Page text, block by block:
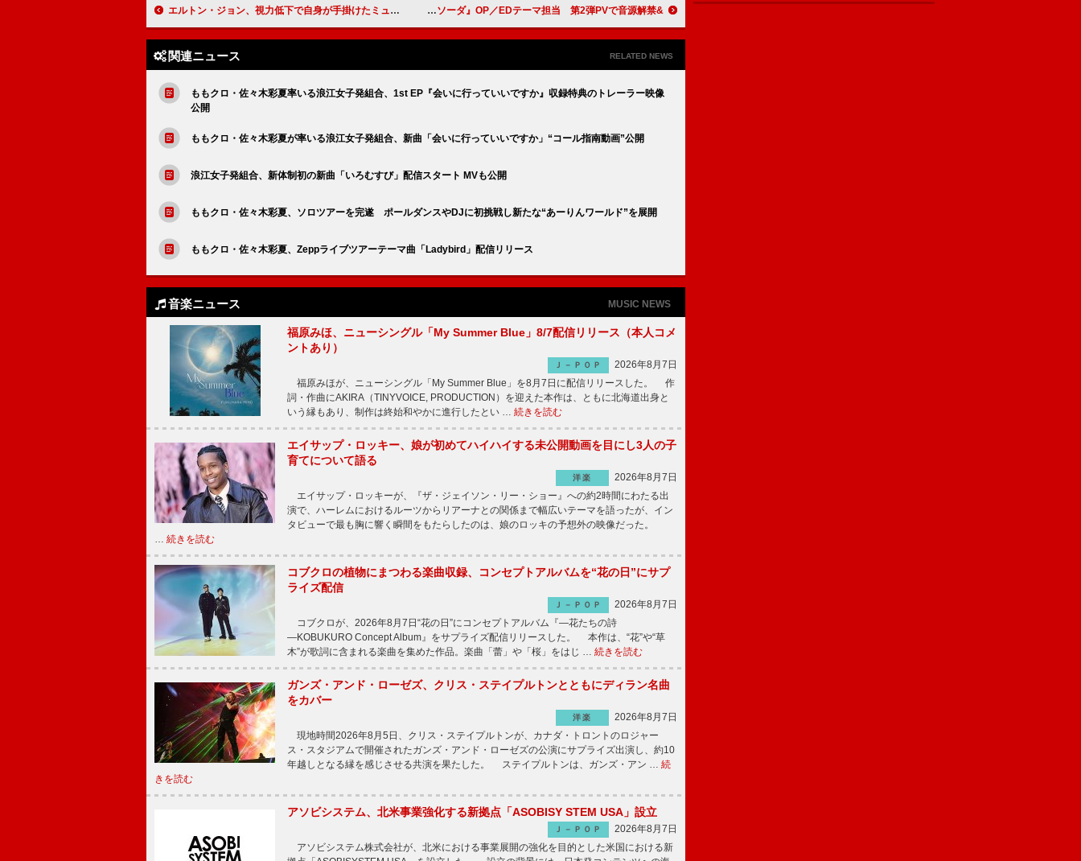
エルトン・ジョン、視力低下で自身が手掛けたミュージカルが見れなかったと明かす &TEAM、TVアニメ『ハニーレモンソーダ』OP／EDテーマ担当 第2弾PVで音源解禁
関連ニュース RELATED NEWS
ももクロ・佐々木彩夏率いる浪江女子発組合、1st EP『会いに行っていいですか』収録特典のトレーラー映像
公開
ももクロ・佐々木彩夏が率いる浪江女子発組合、新曲「会いに行っていいですか」“コール指南動画”公開
浪江女子発組合、新体制初の新曲「いろむすび」配信スタート MVも公開
ももクロ・佐々木彩夏、ソロツアーを完遂 ポールダンスやDJに初挑戦し新たな“あーりんワールド”を展開
ももクロ・佐々木彩夏、Zeppライブツアーテーマ曲「Ladybird」配信リリース
音楽ニュース MUSIC NEWS
福原みほ、ニューシングル「My Summer Blue」8/7配信リリース（本人コメ
ントあり）
Ｊ－ＰＯＰ
2026年8月7日
福原みほが、ニューシングル「My Summer Blue」を8月7日に配信リリースした。 作
詞・作曲にAKIRA（TINYVOICE, PRODUCTION）を迎えた本作は、ともに北海道出身と
いう縁もあり、制作は終始和やかに進行したとい … 続きを読む
エイサップ・ロッキー、娘が初めてハイハイする未公開動画を目にし3人の子
育てについて語る
洋楽
2026年8月7日
エイサップ・ロッキーが、『ザ・ジェイソン・リー・ショー』への約2時間にわたる出
演で、ハーレムにおけるルーツからリアーナとの関係まで幅広いテーマを語ったが、イン
タビューで最も胸に響く瞬間をもたらしたのは、娘のロッキの予想外の映像だった。
… 続きを読む
コブクロの植物にまつわる楽曲収録、コンセプトアルバムを“花の日”にサプ
ライズ配信
Ｊ－ＰＯＰ
2026年8月7日
コブクロが、2026年8月7日“花の日”にコンセプトアルバム『―花たちの詩
―KOBUKURO Concept Album』をサプライズ配信リリースした。 本作は、“花”や“草
木”が歌詞に含まれる楽曲を集めた作品。楽曲「蕾」や「桜」をはじ … 続きを読む
ガンズ・アンド・ローゼズ、クリス・ステイプルトンとともにディラン名曲
をカバー
洋楽
2026年8月7日
現地時間2026年8月5日、クリス・ステイプルトンが、カナダ・トロントのロジャー
ス・スタジアムで開催されたガンズ・アンド・ローゼズの公演にサプライズ出演し、約10
年越しとなる縁を感じさせる共演を果たした。 ステイプルトンは、ガンズ・アン … 続
きを読む
アソビシステム、北米事業強化する新拠点「ASOBISY STEM USA」設立
Ｊ－ＰＯＰ
2026年8月7日
アソビシステム株式会社が、北米における事業展開の強化を目的とした米国における新